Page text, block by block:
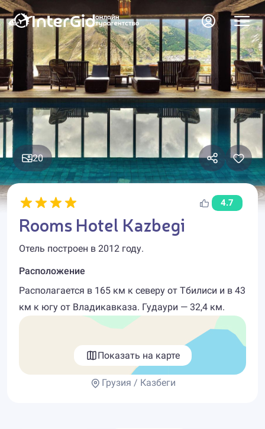
20
4.7
Rooms Hotel Kazbegi
Отель построен в 2012 году.
Расположение
Располагается в 165 км к северу от Тбилиси и в 43
км к югу от Владикавказа. Гудаури — 32,4 км.
Показать на карте
Грузия / Казбеги